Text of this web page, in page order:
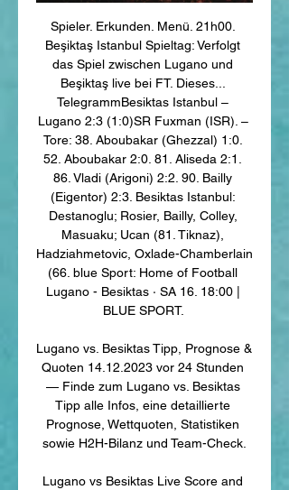
Spieler. Erkunden. Menü. 21h00.
Beşiktaş Istanbul Spieltag: Verfolgt
das Spiel zwischen Lugano und
Beşiktaş live bei FT. Dieses...
TelegrammBesiktas Istanbul –
Lugano 2:3 (1:0)SR Fuxman (ISR). –
Tore: 38. Aboubakar (Ghezzal) 1:0.
52. Aboubakar 2:0. 81. Aliseda 2:1.
86. Vladi (Arigoni) 2:2. 90. Bailly
(Eigentor) 2:3. Besiktas Istanbul:
Destanoglu; Rosier, Bailly, Colley,
Masuaku; Ucan (81. Tiknaz),
Hadziahmetovic, Oxlade-Chamberlain
(66. blue Sport: Home of Football
Lugano - Besiktas · SA 16. 18:00 |
BLUE SPORT.
Lugano vs. Besiktas Tipp, Prognose &
Quoten 14.12.2023 vor 24 Stunden
— Finde zum Lugano vs. Besiktas
Tipp alle Infos, eine detaillierte
Prognose, Wettquoten, Statistiken
sowie H2H-Bilanz und Team-Check.
Lugano vs Besiktas Live Score and